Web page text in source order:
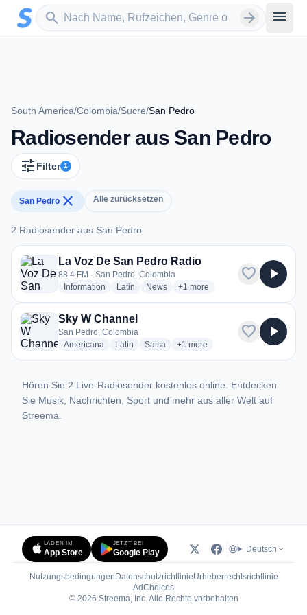
Zum Hauptinhalt springen
search
Sender suchen arrow_forward menu
South America/Colombia/Sucre/San Pedro
Radiosender aus San Pedro
tune Filter 1
San Pedro close Alle zurücksetzen
2 Radiosender aus San Pedro
2 Radiosender aus San Pedro
La Voz De San Pedro Radio
88.4 FM · San Pedro, Colombia
Information radio stations
Latin radio stations
Newsradio stations
+1 more genres for La Voz De
more
favorite play_arrow
Sky W Channel
San Pedro, Colombia
Americana radio stations
Latin radio stations
Salsa radio stations
+1 more genres for Sky W Channel
more
favorite play_arrow
Hören Sie 2 Live-Radiosender kostenlos online. Entdecken
Sie Musik, Nachrichten, Sport und mehr aus aller Welt auf
Streema.
LADEN IM
App Store
JETZT BEI
Google Play Deutsch
Nutzungsbedingungen DatenschutzrichtlinieUrheberrechtsrichtlinie
AdChoices(öffnet in neuem Tab)
© 2026 Streema, Inc. Alle Rechte vorbehalten